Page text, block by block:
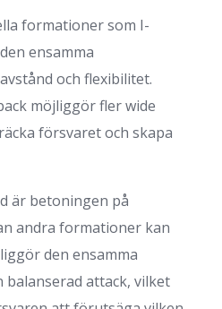
formationer som I-
ensamma
och flexibilitet.
möjliggör fler wide
försvaret och skapa
är betoningen på
andra formationer kan
den ensamma
attack, vilket